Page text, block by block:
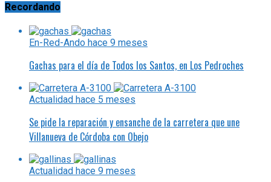
Recordando
En-Red-Ando hace 9 meses
Gachas para el día de Todos los Santos, en Los Pedroches
Actualidad hace 5 meses
Se pide la reparación y ensanche de la carretera que une
Villanueva de Córdoba con Obejo
Actualidad hace 9 meses